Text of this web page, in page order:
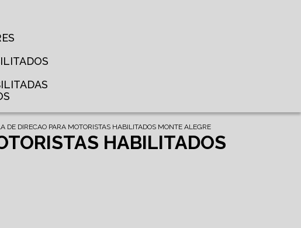
DE DIRECAO PARA MOTORISTAS HABILITADOS MONTE ALEGRE
HABILITADOS